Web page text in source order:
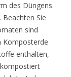
des Düngens
Sie
sind
Komposterde
enthalten,